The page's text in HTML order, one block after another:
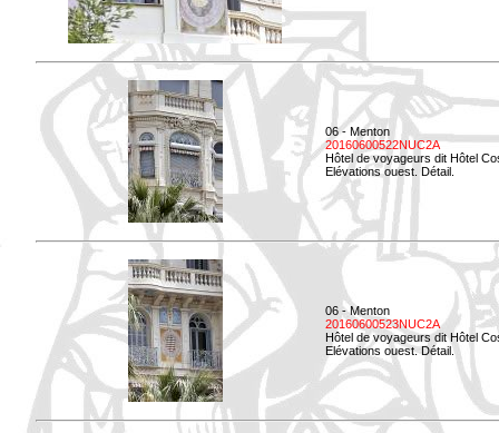
06 - Menton
20160600522NUC2A
Hôtel de voyageurs dit Hôtel
Elévations ouest. Détail.
06 - Menton
20160600523NUC2A
Hôtel de voyageurs dit Hôtel
Elévations ouest. Détail.